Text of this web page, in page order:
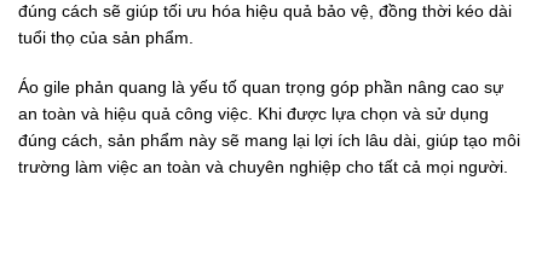
đúng cách sẽ giúp tối ưu hóa hiệu quả bảo vệ, đồng thời kéo dài
tuổi thọ của sản phẩm.
Áo gile phản quang là yếu tố quan trọng góp phần nâng cao sự
an toàn và hiệu quả công việc. Khi được lựa chọn và sử dụng
đúng cách, sản phẩm này sẽ mang lại lợi ích lâu dài, giúp tạo môi
trường làm việc an toàn và chuyên nghiệp cho tất cả mọi người.